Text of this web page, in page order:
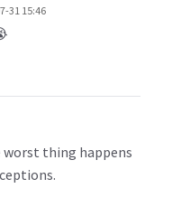
31 15:46
thing happens